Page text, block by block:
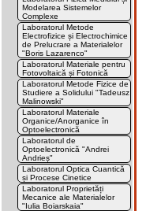
Modelarea Sistemelor
Complexe
Laboratorul Metode
Electrofizice și Electrochimice
de Prelucrare a Materialelor
"Boris Lazarenco"
Laboratorul Materiale pentru
Fotovoltaică și Fotonică
Laboratorul Metode Fizice de
Studiere a Solidului "Tadeusz
Malinowski"
Laboratorul Materiale
Organice/Anorganice în
Optoelectronică
Laboratorul de
Optoelectronică "Andrei
Andrieș"
Laboratorul Optica Cuantică
și Procese Cinetice
Laboratorul Proprietăți
Mecanice ale Materialelor
"Iulia Boiarskaia"